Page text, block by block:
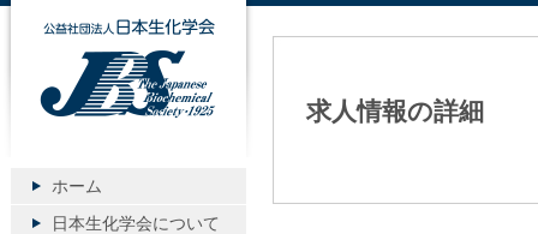
求人情報の詳細
公益社団法人日本生化学会
ホーム
日本生化学会について